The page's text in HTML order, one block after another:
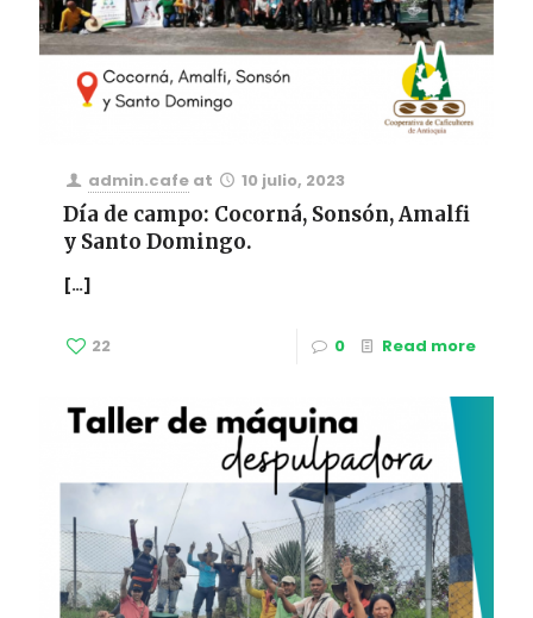
admin.cafe at 10 julio, 2023
Día de campo: Cocorná, Sonsón, Amalfi
y Santo Domingo.
[…]
22 0 Read more